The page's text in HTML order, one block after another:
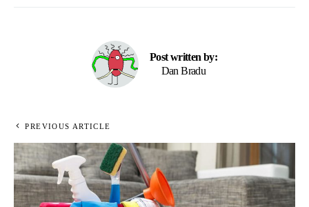
Post written by:
Dan Bradu
PREVIOUS ARTICLE